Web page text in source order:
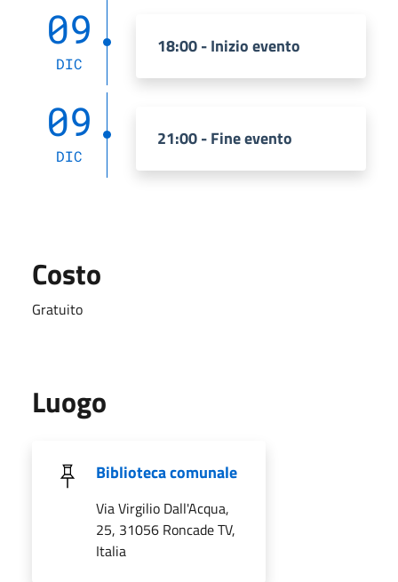
09
DIC
18:00 - Inizio evento
09
DIC
21:00 - Fine evento
Costo
Gratuito
Luogo
Biblioteca comunale
Via Virgilio Dall'Acqua,
25, 31056 Roncade TV,
Italia